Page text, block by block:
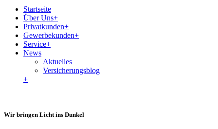
Startseite
Über Uns+
Privatkunden+
Gewerbekunden+
Service+
News
Aktuelles
Versicherungsblog
+
Wir bringen Licht ins Dunkel